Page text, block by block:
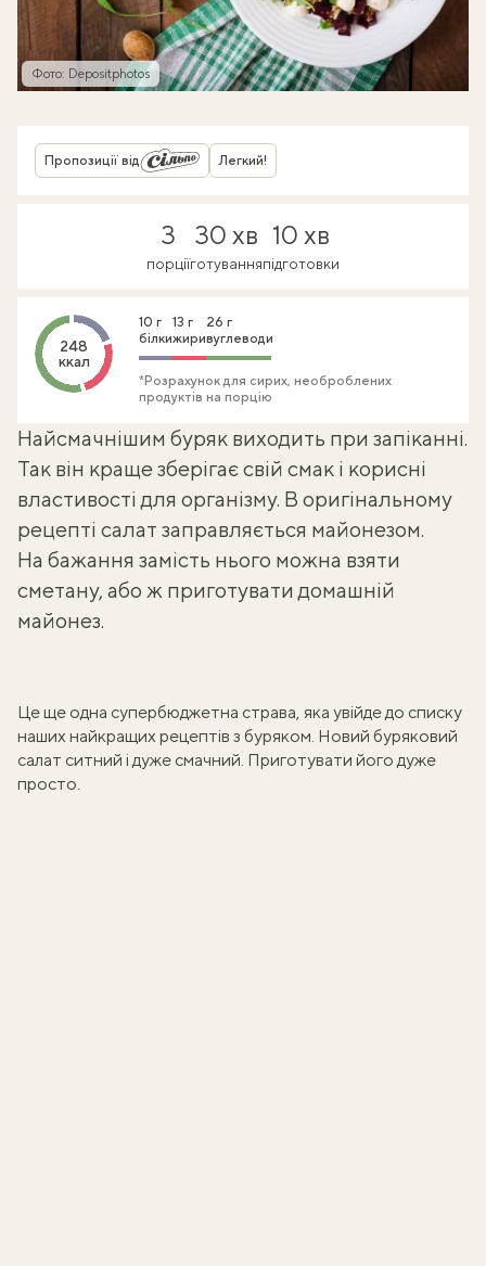
Фото: Depositphotos
Пропозиції від Легкий!
3
порції
30 хв
готування
10 хв
підготовки
248
ккал
10 г
білки
13 г
жири
26 г
вуглеводи
*Розрахунок для сирих, необроблених
продуктів на порцію
Найсмачнішим буряк виходить при запіканні.
Так він краще зберігає свій смак і корисні
властивості для організму. В оригінальному
рецепті салат заправляється майонезом.
На бажання замість нього можна взяти
сметану, або ж приготувати домашній
майонез.
Це ще одна супербюджетна страва, яка увійде до списку
нашихнайкращих рецептів з буряком. Новий буряковий
салат ситний і дуже смачний. Приготувати його дуже
просто.